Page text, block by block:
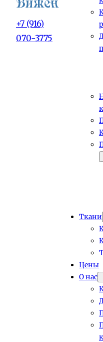
+7 (916)
070-3775
Ткани
Цены
О нас